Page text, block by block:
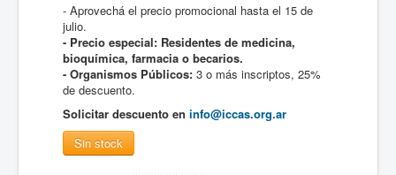
- Aprovechá el precio promocional hasta el 15 de
julio.
- Precio especial: Residentes de medicina,
bioquímica, farmacia o becarios.
- Organismos Públicos: 3 o más inscriptos, 25%
de descuento.
Solicitar descuento en info@iccas.org.ar